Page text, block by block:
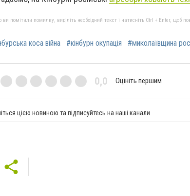
ви помітили помилку, виділіть необхідний текст і натисніть Ctrl + Enter, щоб
коса війна #кінбурн окупація #миколаївщина
0,0 Оцініть першим
цією новиною та підписуйтесь на наші канали